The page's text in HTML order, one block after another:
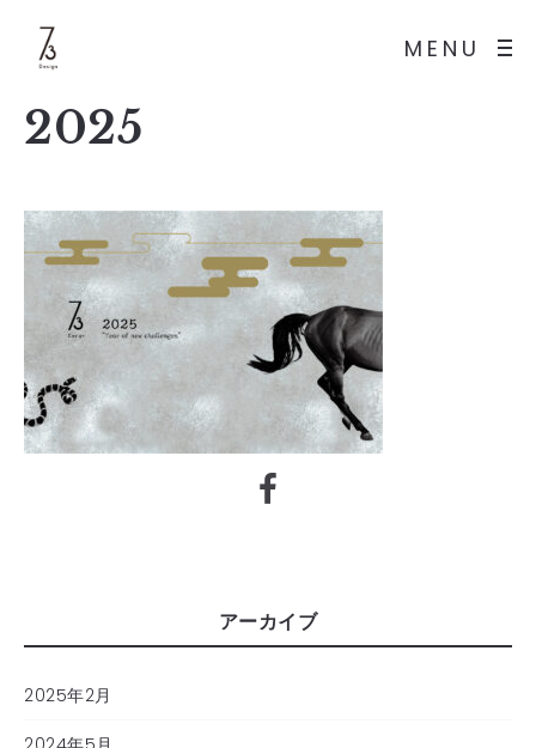
MENU
2025
アーカイブ
2025年2月